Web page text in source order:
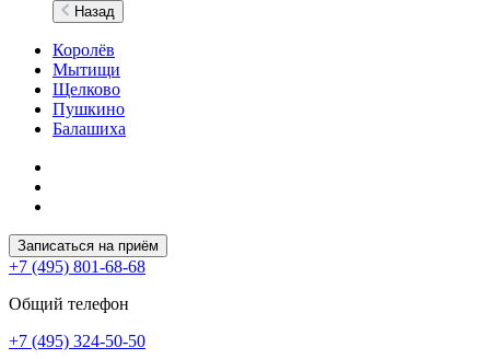
Назад
Королёв
Мытищи
Щелково
Пушкино
Балашиха
Записаться на приём
+7 (495) 801-68-68
Общий телефон
+7 (495) 324-50-50